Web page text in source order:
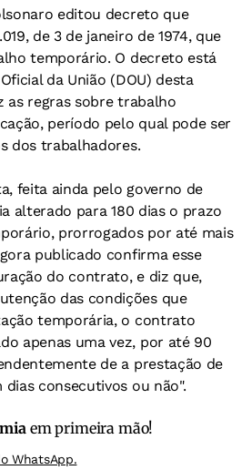
editou decreto que
de 3 de janeiro de 1974, que
temporário. O decreto está
da União (DOU) desta
as regras sobre trabalho
período pelo qual pode ser
dos trabalhadores.
feita ainda pelo governo de
alterado para 180 dias o prazo
prorrogados por até mais
publicado confirma esse
do contrato, e diz que,
das condições que
temporária, o contrato
apenas uma vez, por até 90
de a prestação de
consecutivos ou não".
em primeira mão!
WhatsApp.